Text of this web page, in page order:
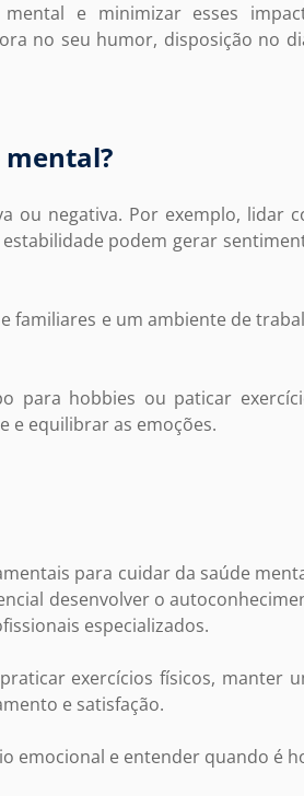
e minimizar esses
no seu humor, disposição no
ou negativa. Por exemplo, lidar
podem gerar
familiares e um ambiente de
para hobbies ou paticar
e equilibrar as emoções.
para cuidar da saúde
desenvolver o
especializados.
exercícios físicos, manter
e satisfação.
emocional e entender quando é